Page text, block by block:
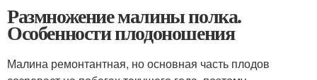
Размножение малины полка.
Особенности плодоношения
Малина ремонтантная, но основная часть плодов